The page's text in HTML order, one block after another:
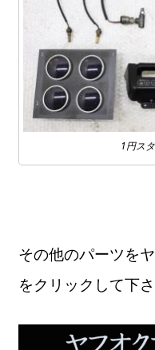
1円ス
その他のパーツを
をクリックして下さ